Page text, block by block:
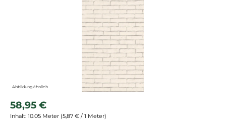
Abbildung ähnlich
Regulärer Preis:
58,95 €
Inhalt: 10.05 Meter (5,87 € / 1 Meter)